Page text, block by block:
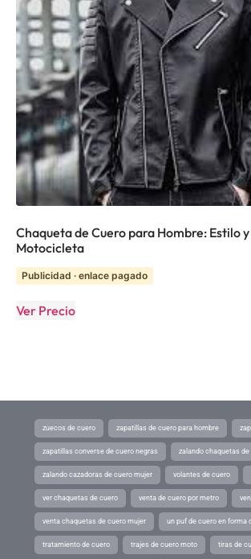
Chaqueta de Cuero para Hombre: Estilo
Motocicleta
Publicidad · enlace pagado
Ver Precio
zuecos de cuero zapatillas de cuero para hombre
zapatillas converse de cuero negras zalando chaquetas de
zalando cazadoras de cuero mujer volantes de cuero
ver chaquetas de cuero venta de cuero por metro
venta chaquetas de cuero mujer un puf de cuero en forma
tratamiento de cuero trajes de cuero moto tiras de